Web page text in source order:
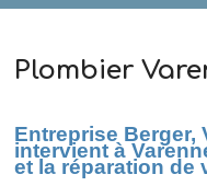
Plombier
Entreprise Berger,
intervient à
et la réparation de